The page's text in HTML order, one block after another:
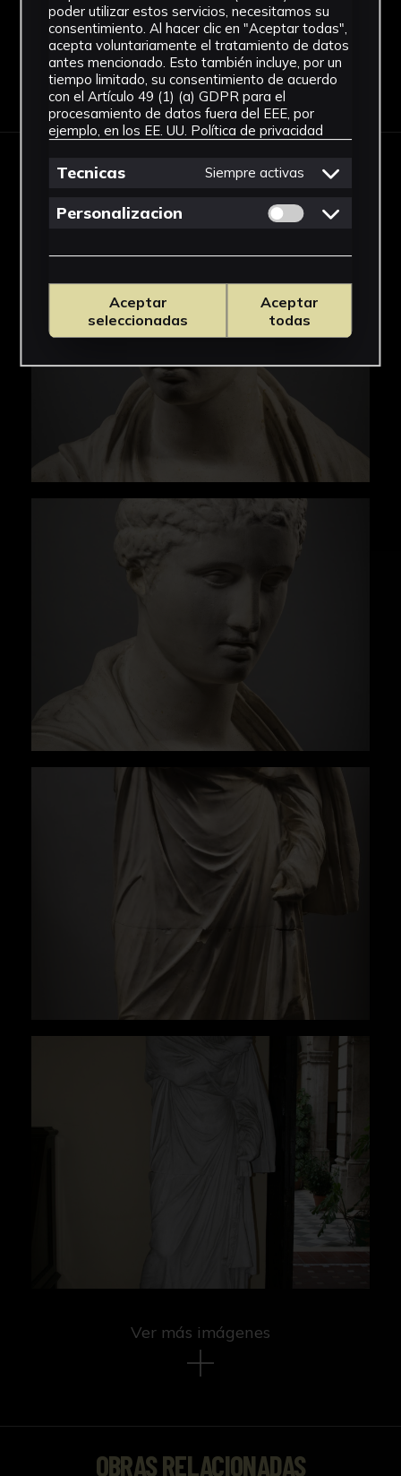
pública feminidad (siguiendo el modelo de las
mujeres de la Domus Augusta), con un
importante desarrollo de los retratos
femeninos tanto públicos como privados. De la
propia Herculano procede otra representación
de Pequeña herculanense con el retrato
escultórico de la denominada Hija de Balbo,
que se conserva en el Museo Nacional de
Arqueología de Nápoles y debe datarse un
poco posterior, en momentos tardoaugusteos y
primeros momentos del reinado de Tiberio.
usado para representar tanto a las
emperatrices romanas, desde Livia hasta Julia
Domna, como a las matronas romanas. La
distribución geográfica de los tipos de la
Pequeña herculanense está documentada a lo
largo de todo el imperio tanto en contextos
honorarios como en contextos funerarios. No
obstante, a esta nívea apariencia que
presenta la pieza de Herculano se oponen los
restos de policromía que conservan algunas de
las esculturas halladas de este tipo, como, por
ejemplo, otra réplica de la Casa A del Lago de
Delos que conservaba aún restos de su
policromía original en el momento de su
mostrar los ricos y exquisitos trajes y
ornamentos con los que se vestían las damas
El vaciado en yeso se documentaba en el
entonces Museo de Reproducciones Artísticas
desde 1888, mediante compra al Albertinum
de Dresde, siendo el formador Kaeserberg.
cfr. Loza Azuaga, María Luisa(2015): "Pequeña
herculanense". En: Beltrán Fortes, José/Méndez
Rodríguez, Luis (eds.): Yesos: gipsoteca de la
Universidad de Sevilla : recuperación de la
colección de vaciados : antigua Real Fábrica de
Tabaco. Sevilla: Universidad de Sevilla, p. 155.
Descargar Ficha
IMÁGENES
Ver más imágenes
OBRAS RELACIONADAS
poder utilizar estos servicios, necesitamos su
consentimiento. Al hacer clic en "Aceptar todas",
acepta voluntariamente el tratamiento de datos
antes mencionado. Esto también incluye, por un
tiempo limitado, su consentimiento de acuerdo
con el Artículo 49 (1) (a) GDPR para el
procesamiento de datos fuera del EEE, por
ejemplo, en los EE. UU. Política de privacidad
Tecnicas Siempre activas
Personalizacion Permitir cookies
Aceptar
seleccionadas
Aceptar
todas